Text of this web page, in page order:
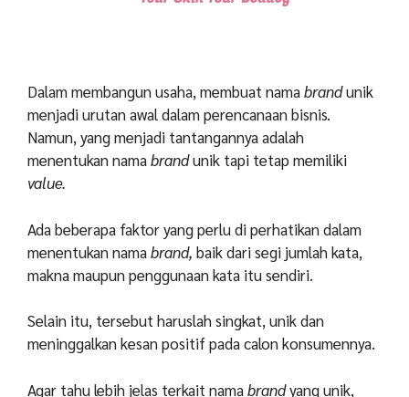
Dalam membangun usaha, membuat namabrandunik
menjadi urutan awal dalam perencanaan bisnis.
Namun, yang menjadi tantangannya adalah
menentukan namabrandunik tapi tetap memiliki
value.
Ada beberapa faktor yang perlu di perhatikan dalam
menentukan namabrand, baik dari segi jumlah kata,
makna maupun penggunaan kata itu sendiri.
Selain itu, tersebut haruslah singkat, unik dan
meninggalkan kesan positif pada calon konsumennya.
Agar tahu lebih jelas terkait namabrandyang unik,